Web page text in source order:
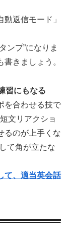
返信モード」
ンプ”になりま
きましょう。
習にもなる
を合わせる技で
文リアクショ
るのが上手くな
て角が立たな
て、適当英会話